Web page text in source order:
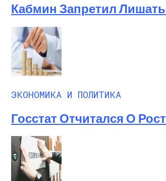
Кабмин Запретил
ЭКОНОМИКА И ПОЛИТИКА
Госстат Отчитался О